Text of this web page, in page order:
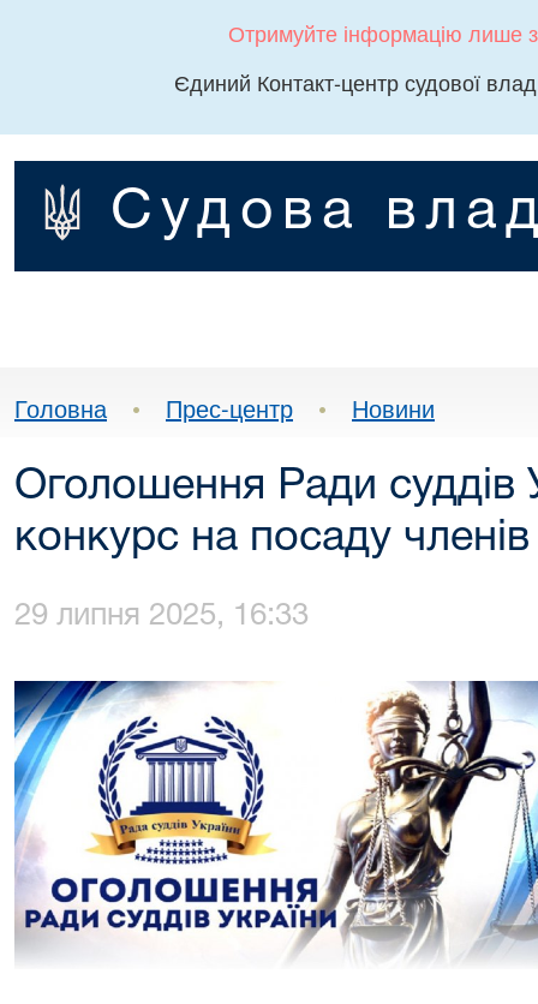
Отримуйте інформацію лише
Єдиний Контакт-центр судової
Судова
Головна • Прес-центр • Новини
Оголошення Ради суддів
конкурс на посаду членів
29 липня 2025, 16:33